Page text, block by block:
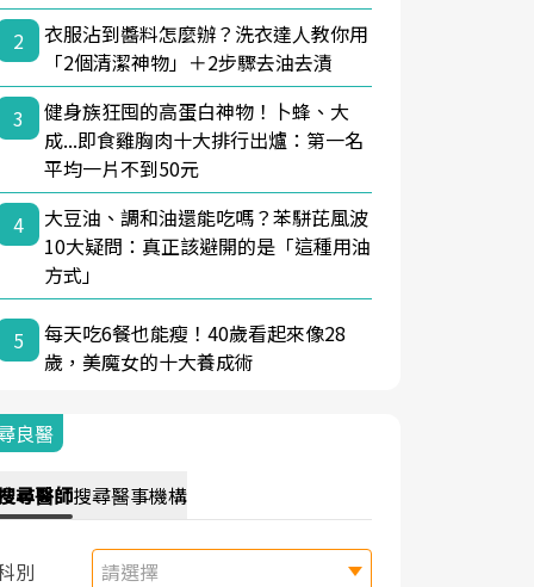
2
衣服沾到醬料怎麼辦？洗衣達人教你用
「2個清潔神物」＋2步驟去油去漬
3
健身族狂囤的高蛋白神物！卜蜂、大
成...即食雞胸肉十大排行出爐：第一名
平均一片不到50元
4
大豆油、調和油還能吃嗎？苯駢芘風波
10大疑問：真正該避開的是「這種用油
方式」
5
每天吃6餐也能瘦！40歲看起來像28
歲，美魔女的十大養成術
良醫
尋醫師搜尋醫事機構
別 請選擇